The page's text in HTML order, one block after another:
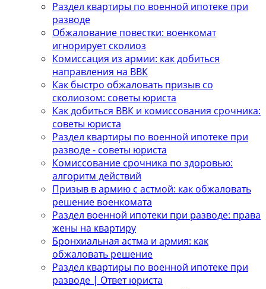
Раздел квартиры по военной ипотеке при
разводе
Обжалование повестки: военкомат
игнорирует сколиоз
Комиссация из армии: как добиться
направления на ВВК
Как быстро обжаловать призыв со
сколиозом: советы юриста
Как добиться ВВК и комиссования срочника:
советы юриста
Раздел квартиры по военной ипотеке при
разводе - советы юриста
Комиссование срочника по здоровью:
алгоритм действий
Призыв в армию с астмой: как обжаловать
решение военкомата
Раздел военной ипотеки при разводе: права
жены на квартиру
Бронхиальная астма и армия: как
обжаловать решение
Раздел квартиры по военной ипотеке при
разводе | Ответ юриста